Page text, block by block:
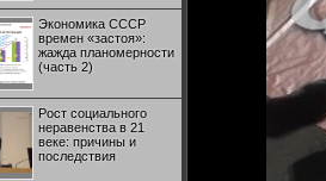
Экономика СССР
времен «застоя»:
жажда планомерности
(часть 2)
Рост социального
неравенства в 21
веке: причины и
последствия